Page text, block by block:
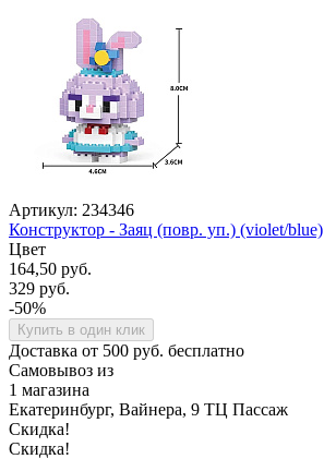
Артикул: 234346
Конструктор - Заяц (повр. уп.) (violet/blue)
Цвет
164,50 руб.
329 руб.
-50%
Купить в один клик
Доставка от 500 руб. бесплатно
Самовывоз из
1 магазина
Екатеринбург, Вайнера, 9 ТЦ Пассаж
Скидка!
Скидка!